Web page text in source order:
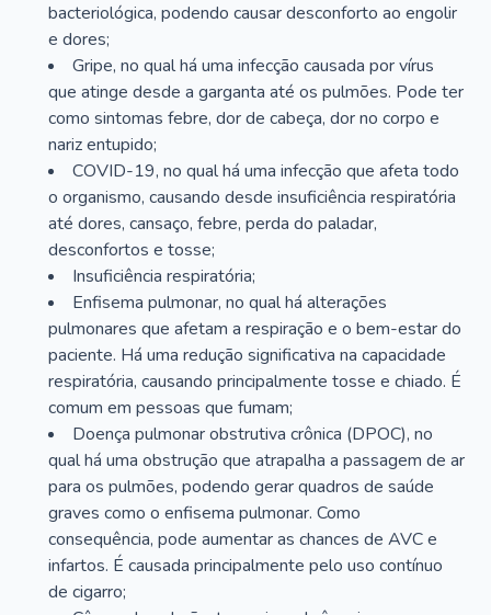
bacteriológica, podendo causar desconforto ao engolir
e dores;
Gripe, no qual há uma infecção causada por vírus
que atinge desde a garganta até os pulmões. Pode ter
como sintomas febre, dor de cabeça, dor no corpo e
nariz entupido;
COVID-19, no qual há uma infecção que afeta todo
o organismo, causando desde insuficiência respiratória
até dores, cansaço, febre, perda do paladar,
desconfortos e tosse;
Insuficiência respiratória;
Enfisema pulmonar, no qual há alterações
pulmonares que afetam a respiração e o bem-estar do
paciente. Há uma redução significativa na capacidade
respiratória, causando principalmente tosse e chiado. É
comum em pessoas que fumam;
Doença pulmonar obstrutiva crônica (DPOC), no
qual há uma obstrução que atrapalha a passagem de ar
para os pulmões, podendo gerar quadros de saúde
graves como o enfisema pulmonar. Como
consequência, pode aumentar as chances de AVC e
infartos. É causada principalmente pelo uso contínuo
de cigarro;